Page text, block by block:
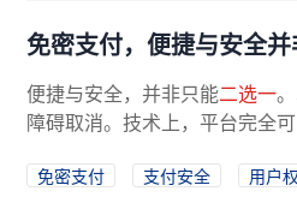
免密支付，便捷与安全
便捷与安全，并非只能二选一
障碍取消。技术上，平台完全
免密支付 支付安全
用户